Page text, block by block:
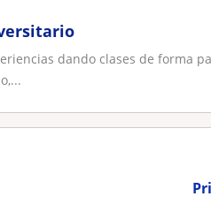
dando clases de forma